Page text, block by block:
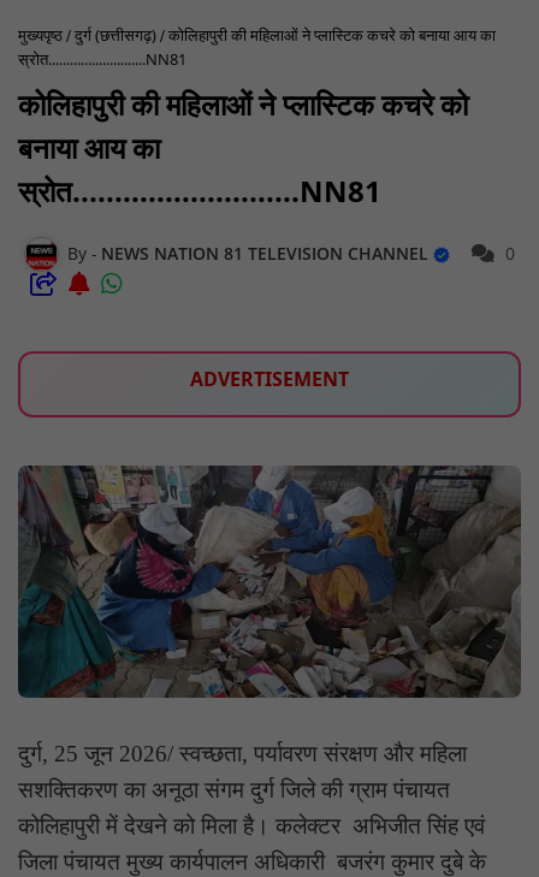
मुख्यपृष्ठ दुर्ग (छत्तीसगढ़) कोलिहापुरी की महिलाओं ने प्लास्टिक कचरे को बनाया आय का
स्रोत...........................NN81
कोलिहापुरी की महिलाओं ने प्लास्टिक कचरे को
बनाया आय का
स्रोत...........................NN81
NEWS NATION 81 TELEVISION CHANNEL 0
ADVERTISEMENT
दुर्ग, 25 जून 2026/ स्वच्छता, पर्यावरण संरक्षण और महिला
सशक्तिकरण का अनूठा संगम दुर्ग जिले की ग्राम पंचायत
कोलिहापुरी में देखने को मिला है। कलेक्टर अभिजीत सिंह एवं
जिला पंचायत मुख्य कार्यपालन अधिकारी बजरंग कुमार दुबे के